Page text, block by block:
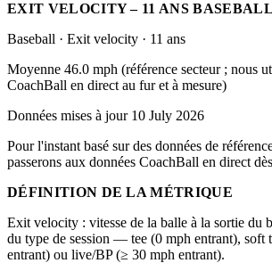
EXIT VELOCITY – 11 ANS BASEBALL
Baseball · Exit velocity · 11 ans
Moyenne 46.0 mph (référence secteur ; nous
CoachBall en direct au fur et à mesure)
Données mises à jour 10 July 2026
Pour l'instant basé sur des données de
passerons aux données CoachBall en direct
DÉFINITION DE LA MÉTRIQUE
Exit velocity : vitesse de la balle à la sortie du
du type de session — tee (0 mph entrant), soft
entrant) ou live/BP (≥ 30 mph entrant).